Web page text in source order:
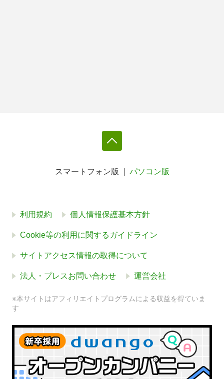
スマートフォン版 パソコン版
利用規約 個人情報保護基本方針
Cookie等の利用に関するガイドライン
サイトアクセス情報の取得について
法人・プレスお問い合わせ 運営会社
※本サイトはアフィリエイトプログラムによる収益を得ていま
す